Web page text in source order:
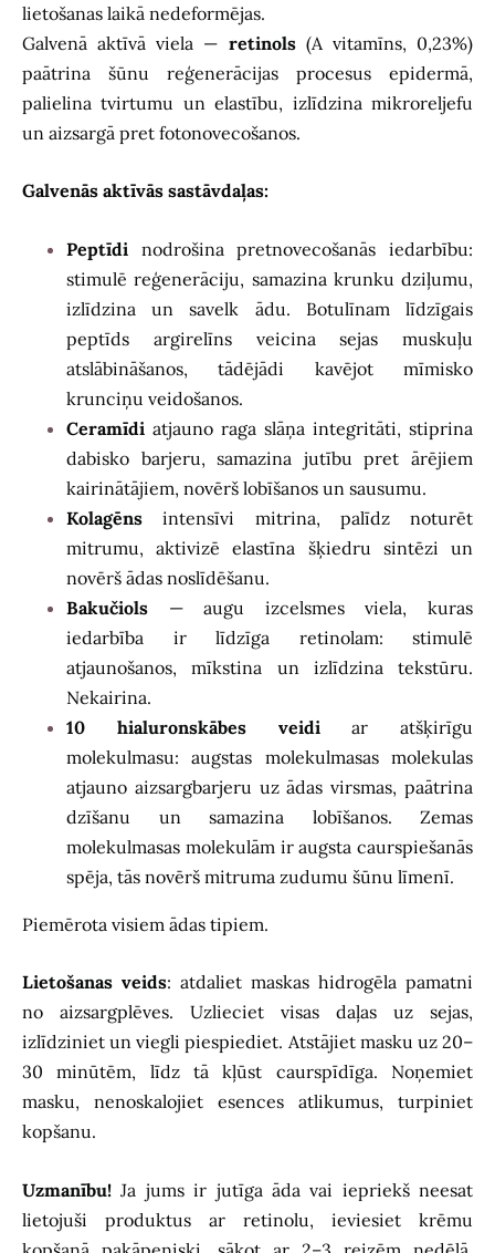
lietošanas laikā nedeformējas.
Galvenā aktīvā viela — retinols(A vitamīns, 0,23%)
paātrina šūnu reģenerācijas procesus epidermā,
palielina tvirtumu un elastību, izlīdzina mikroreljefu
un aizsargā pret fotonovecošanos.
Galvenās aktīvās sastāvdaļas:
Peptīdi nodrošina pretnovecošanās iedarbību:
stimulē reģenerāciju, samazina krunku dziļumu,
izlīdzina un savelk ādu. Botulīnam līdzīgais
peptīds argirelīns veicina sejas muskuļu
atslābināšanos, tādējādi kavējot mīmisko
krunciņu veidošanos.
Ceramīdi atjauno raga slāņa integritāti, stiprina
dabisko barjeru, samazina jutību pret ārējiem
kairinātājiem, novērš lobīšanos un sausumu.
Kolagēns intensīvi mitrina, palīdz noturēt
mitrumu, aktivizē elastīna šķiedru sintēzi un
novērš ādas noslīdēšanu.
Bakučiols — augu izcelsmes viela, kuras
iedarbība ir līdzīga retinolam: stimulē
atjaunošanos, mīkstina un izlīdzina tekstūru.
Nekairina.
10 hialuronskābes veidiar atšķirīgu
molekulmasu: augstas molekulmasas molekulas
atjauno aizsargbarjeru uz ādas virsmas, paātrina
dzīšanu un samazina lobīšanos. Zemas
molekulmasas molekulām ir augsta caurspiešanās
spēja, tās novērš mitruma zudumu šūnu līmenī.
Piemērota visiem ādas tipiem.
Lietošanas veids: atdaliet maskas hidrogēla pamatni
no aizsargplēves. Uzlieciet visas daļas uz sejas,
izlīdziniet un viegli piespiediet. Atstājiet masku uz 20–
30 minūtēm, līdz tā kļūst caurspīdīga. Noņemiet
masku, nenoskalojiet esences atlikumus, turpiniet
kopšanu.
Uzmanību! Ja jums ir jutīga āda vai iepriekš neesat
lietojuši produktus ar retinolu, ieviesiet krēmu